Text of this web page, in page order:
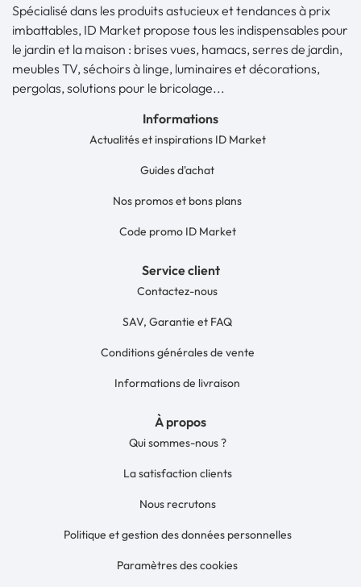
Spécialisé dans les produits astucieux et tendances à prix
imbattables, ID Market propose tous les indispensables pour
le jardin et la maison : brises vues, hamacs, serres de jardin,
meubles TV, séchoirs à linge, luminaires et décorations,
pergolas, solutions pour le bricolage...
Informations
Actualités et inspirations ID Market
Guides d'achat
Nos promos et bons plans
Code promo ID Market
Service client
Contactez-nous
SAV, Garantie et FAQ
Conditions générales de vente
Informations de livraison
À propos
Qui sommes-nous ?
La satisfaction clients
Nous recrutons
Politique et gestion des données personnelles
Paramètres des cookies